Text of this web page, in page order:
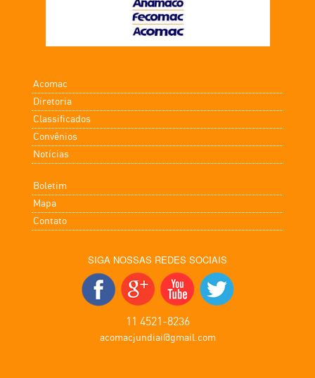
Acomac
Diretoria
Classificados
Convênios
Notícias
Boletim
Mapa
Contato
SIGA NOSSAS REDES SOCIAIS
11 4521-8236
acomacjundiai@gmail.com